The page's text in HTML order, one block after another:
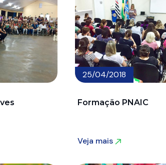
25/04/2018
Formação PNAIC
Veja mais